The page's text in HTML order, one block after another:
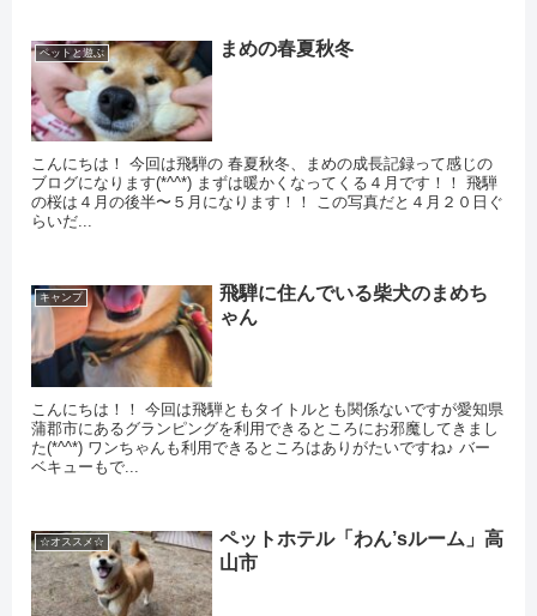
ペットと遊ぶ まめの春夏秋冬
こんにちは！ 今回は飛騨の 春夏秋冬、まめの成長記録って感じの
ブログになります(*^^*) まずは暖かくなってくる４月です！！ 飛騨
の桜は４月の後半〜５月になります！！ この写真だと４月２０日ぐ
らいだ...
キャンプ
飛騨に住んでいる柴犬のまめち
ゃん
こんにちは！！ 今回は飛騨ともタイトルとも関係ないですが愛知県
蒲郡市にあるグランピングを利用できるところにお邪魔してきまし
た(*^^*) ワンちゃんも利用できるところはありがたいですね♪ バー
ベキューもで...
☆オススメ☆
ペットホテル「わん’sルーム」高
山市